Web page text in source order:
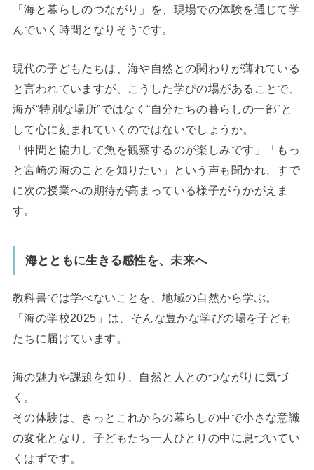
「海と暮らしのつながり」を、現場での体験を通じて学
んでいく時間となりそうです。
現代の子どもたちは、海や自然との関わりが薄れている
と言われていますが、こうした学びの場があることで、
海が“特別な場所”ではなく“自分たちの暮らしの一部”と
して心に刻まれていくのではないでしょうか。
「仲間と協力して魚を観察するのが楽しみです」「もっ
と宮崎の海のことを知りたい」という声も聞かれ、すで
に次の授業への期待が高まっている様子がうかがえま
す。
海とともに生きる感性を、未来へ
教科書では学べないことを、地域の自然から学ぶ。
「海の学校2025」は、そんな豊かな学びの場を子ども
たちに届けています。
海の魅力や課題を知り、自然と人とのつながりに気づ
く。
その体験は、きっとこれからの暮らしの中で小さな意識
の変化となり、子どもたち一人ひとりの中に息づいてい
くはずです。